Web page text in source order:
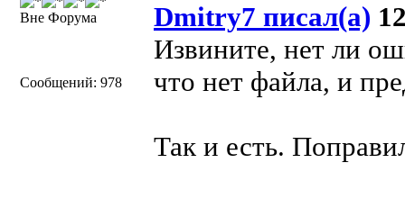
Вне Форума
Сообщений: 978
Dmitry7 писал(а)
Извините, нет ли
что нет файла, и
Так и есть.